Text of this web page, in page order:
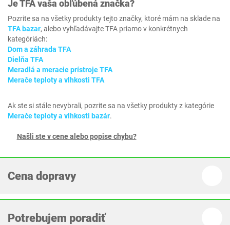
JeTFAvaša obľúbená značka?
Pozrite sa na všetky produkty tejto značky, ktoré mám na sklade na
TFA bazar, alebo vyhľadávajte TFA priamo v konkrétnych
kategóriách:
Dom a záhrada TFA
Dielňa TFA
Meradlá a meracie prístroje TFA
Merače teploty a vlhkosti TFA
Ak ste si stále nevybrali, pozrite sa na všetky produkty z kategórie
Merače teploty a vlhkosti bazár.
Našli ste v cene alebo popise chybu?
Cena dopravy
Potrebujem poradiť